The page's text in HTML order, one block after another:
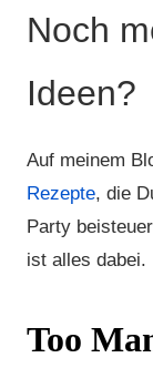
Noch
Ideen?
Auf meinem
Rezepte, die
Party
ist alles dabei.